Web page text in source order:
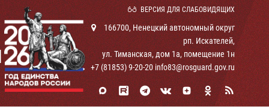
ВЕРСИЯ ДЛЯ СЛАБОВИДЯЩИХ
166700, Ненецкий автономный округ
рп. Искателей,
ул. Тиманская, дом 1а, помещение 1н
+7 (81853) 9-20-20 info83@rosguard.gov.ru